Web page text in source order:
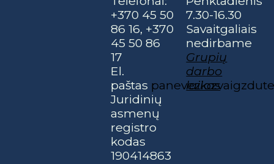
+370 45 50
86 16, +370
45 50 86
17
El.
paštas
Juridinių
asmenų
registro
kodas
190414863
7.30-16.30
Savaitgaliais
nedirbame
Grupių
darbo
laikas